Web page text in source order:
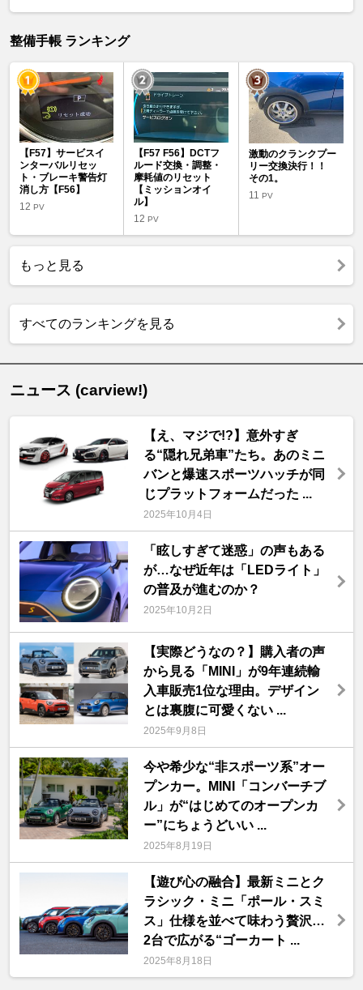
整備手帳 ランキング
【F57】サービスイ
ンターバルリセッ
ト・ブレーキ警告灯
消し方【F56】
12 PV
【F57 F56】DCTフ
ルード交換・調整・
摩耗値のリセット
【ミッションオイ
ル】
12PV
激動のクランクプー
リー交換決行！！
その1。
11 PV
もっと見る
すべてのランキングを見る
ニュース (carview!)
【え、マジで!?】意外すぎ
る“隠れ兄弟車”たち。あのミニ
バンと爆速スポーツハッチが同
じプラットフォームだった ...
2025年10月4日
「眩しすぎて迷惑」の声もある
が…なぜ近年は「LEDライト」
の普及が進むのか？
2025年10月2日
【実際どうなの？】購入者の声
から見る「MINI」が9年連続輸
入車販売1位な理由。デザイン
とは裏腹に可愛くない ...
2025年9月8日
今や希少な“非スポーツ系”オー
プンカー。MINI「コンバーチブ
ル」が“はじめてのオープンカ
ー”にちょうどいい ...
2025年8月19日
【遊び心の融合】最新ミニとク
ラシック・ミニ「ポール・スミ
ス」仕様を並べて味わう贅沢…
2台で広がる“ゴーカート ...
2025年8月18日